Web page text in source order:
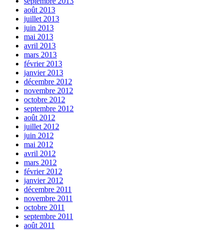
août 2013
juillet 2013
juin 2013
mai 2013
avril 2013
mars 2013
février 2013
janvier 2013
décembre 2012
novembre 2012
octobre 2012
septembre 2012
août 2012
juillet 2012
juin 2012
mai 2012
avril 2012
mars 2012
février 2012
janvier 2012
décembre 2011
novembre 2011
octobre 2011
septembre 2011
août 2011